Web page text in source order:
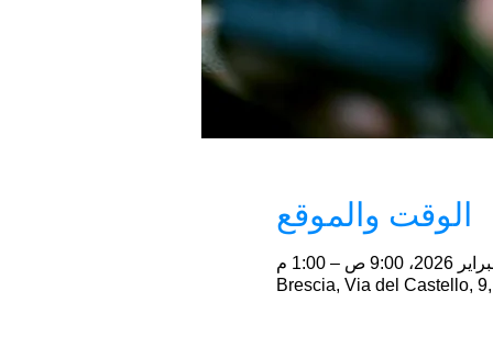
الوقت والموقع
Brescia, Via del Castello,